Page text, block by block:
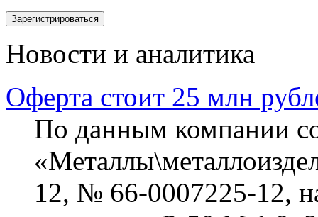
Новости и аналитика
Оферта стоит 25 млн
По данным компании
12, № 66-0007225-12,